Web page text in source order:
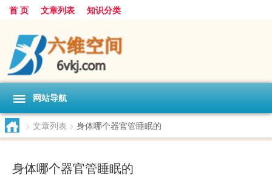
首 页 文章列表 知识分类
网站导航
> 文章列表 > 身体哪个器官管睡眠的
身体哪个器官管睡眠的